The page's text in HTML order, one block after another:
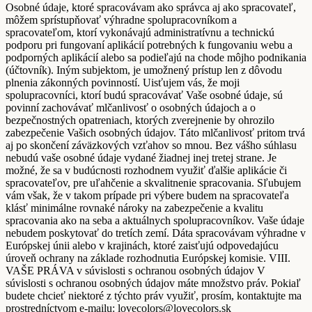
Osobné údaje, ktoré spracovávam ako správca aj ako spracovateľ,
môžem sprístupňovať výhradne spolupracovníkom a
spracovateľom, ktorí vykonávajú administratívnu a technickú
podporu pri fungovaní aplikácií potrebných k fungovaniu webu a
podporných aplikácií alebo sa podieľajú na chode môjho podnikania
(účtovník). Iným subjektom, je umožnený prístup len z dôvodu
plnenia zákonných povinností. Uisťujem vás, že moji
spolupracovníci, ktorí budú spracovávať Vaše osobné údaje, sú
povinní zachovávať mlčanlivosť o osobných údajoch a o
bezpečnostných opatreniach, ktorých zverejnenie by ohrozilo
zabezpečenie Vašich osobných údajov. Táto mlčanlivosť pritom trvá
aj po skončení záväzkových vzťahov so mnou. Bez vášho súhlasu
nebudú vaše osobné údaje vydané žiadnej inej tretej strane. Je
možné, že sa v budúcnosti rozhodnem využiť ďalšie aplikácie či
spracovateľov, pre uľahčenie a skvalitnenie spracovania. Sľubujem
vám však, že v takom prípade pri výbere budem na spracovateľa
klásť minimálne rovnaké nároky na zabezpečenie a kvalitu
spracovania ako na seba a aktuálnych spolupracovníkov. Vaše údaje
nebudem poskytovať do tretích zemí. Dáta spracovávam výhradne v
Európskej únii alebo v krajinách, ktoré zaisťujú odpovedajúcu
úroveň ochrany na základe rozhodnutia Európskej komisie. VIII.
VAŠE PRÁVA v súvislosti s ochranou osobných údajov V
súvislosti s ochranou osobných údajov máte množstvo práv. Pokiaľ
budete chcieť niektoré z týchto práv využiť, prosím, kontaktujte ma
prostredníctvom e-mailu: lovecolors@lovecolors.sk